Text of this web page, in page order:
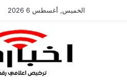
الخميس, أغسطس 6 2026